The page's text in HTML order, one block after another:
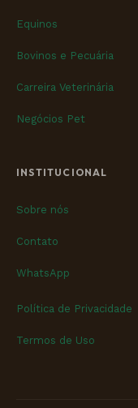
Equinos
Bovinos e Pecuária
Carreira Veterinária
Negócios Pet
INSTITUCIONAL
Sobre nós
Contato
WhatsApp
Política de Privacidade
Termos de Uso